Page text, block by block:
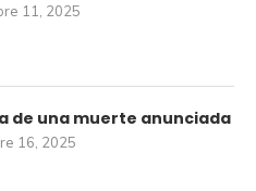
11, 2025
de una muerte anunciada
16, 2025